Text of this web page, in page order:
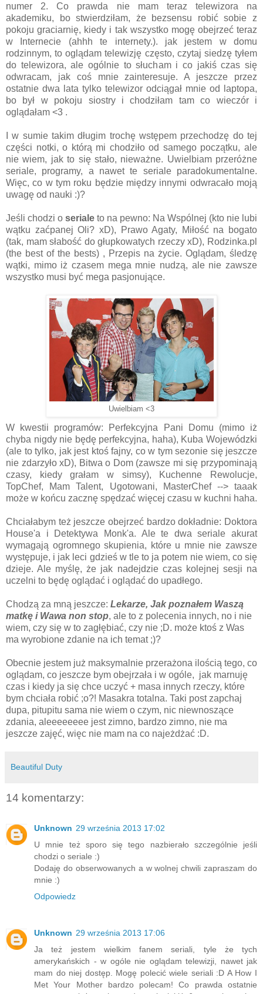
numer 2. Co prawda nie mam teraz telewizora na
akademiku, bo stwierdziłam, że bezsensu robić sobie z
pokoju graciarnię, kiedy i tak wszystko mogę obejrzeć teraz
w Internecie (ahhh te internety.). jak jestem w domu
rodzinnym, to oglądam telewizję często, czytaj siedzę tyłem
do telewizora, ale ogólnie to słucham i co jakiś czas się
odwracam, jak coś mnie zainteresuje. A jeszcze przez
ostatnie dwa lata tylko telewizor odciągał mnie od laptopa,
bo był w pokoju siostry i chodziłam tam co wieczór i
oglądałam <3 .
I w sumie takim długim trochę wstępem przechodzę do tej
części notki, o którą mi chodziło od samego początku, ale
nie wiem, jak to się stało, nieważne. Uwielbiam przeróżne
seriale, programy, a nawet te seriale paradokumentalne.
Więc, co w tym roku będzie między innymi odwracało moją
uwagę od nauki :)?
Jeśli chodzi o seriale to na pewno: Na Wspólnej (kto nie lubi
wątku zaćpanej Oli? xD), Prawo Agaty, Miłość na bogato
(tak, mam słabość do głupkowatych rzeczy xD), Rodzinka.pl
(the best of the bests) , Przepis na życie. Oglądam, śledzę
wątki, mimo iż czasem mega mnie nudzą, ale nie zawsze
wszystko musi być mega pasjonujące.
Uwielbiam <3
W kwestii programów: Perfekcyjna Pani Domu (mimo iż
chyba nigdy nie będę perfekcyjna, haha), Kuba Wojewódzki
(ale to tylko, jak jest ktoś fajny, co w tym sezonie się jeszcze
nie zdarzyło xD), Bitwa o Dom (zawsze mi się przypominają
czasy, kiedy grałam w simsy), Kuchenne Rewolucje,
TopChef, Mam Talent, Ugotowani, MasterChef --> taaak
może w końcu zacznę spędzać więcej czasu w kuchni haha.
Chciałabym też jeszcze obejrzeć bardzo dokładnie: Doktora
House'a i Detektywa Monk'a. Ale te dwa seriale akurat
wymagają ogromnego skupienia, które u mnie nie zawsze
występuje, i jak leci gdzieś w tle to ja potem nie wiem, co się
dzieje. Ale myślę, że jak nadejdzie czas kolejnej sesji na
uczelni to będę oglądać i oglądać do upadłego.
Chodzą za mną jeszcze: Lekarze, Jak poznałem Waszą
matkę i Wawa non stop, ale to z polecenia innych, no i nie
wiem, czy się w to zagłębiać, czy nie ;D. może ktoś z Was
ma wyrobione zdanie na ich temat ;)?
Obecnie jestem już maksymalnie przerażona ilością tego, co
oglądam, co jeszcze bym obejrzała i w ogóle, jak marnuję
czas i kiedy ja się chce uczyć + masa innych rzeczy, które
bym chciała robić ;o?! Masakra totalna. Taki post zapchaj
dupa, pitupitu sama nie wiem o czym, nic niewnoszące
zdania, aleeeeeeee jest zimno, bardzo zimno, nie ma
jeszcze zajęć, więc nie mam na co najeżdżać :D.
Beautiful Duty
14 komentarzy:
Unknown 29 września 2013 17:02
U mnie też sporo się tego nazbierało szczególnie jeśli
chodzi o seriale :)
Dodaję do obserwowanych a w wolnej chwili zapraszam do
mnie :)
Odpowiedz
Unknown 29 września 2013 17:06
Ja też jestem wielkim fanem seriali, tyle że tych
amerykańskich - w ogóle nie oglądam telewizji, nawet jak
mam do niej dostęp. Mogę polecić wiele seriali :D A How I
Met Your Mother bardzo polecam! Co prawda ostatnie